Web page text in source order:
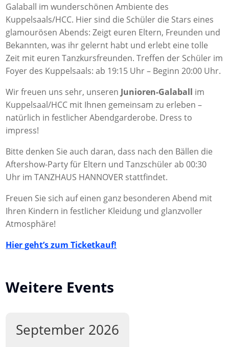
Galaball im wunderschönen Ambiente des
Kuppelsaals/HCC. Hier sind die Schüler die Stars eines
glamourösen Abends: Zeigt euren Eltern, Freunden und
Bekannten, was ihr gelernt habt und erlebt eine tolle
Zeit mit euren Tanzkursfreunden. Treffen der Schüler im
Foyer des Kuppelsaals: ab 19:15 Uhr – Beginn 20:00 Uhr.
Wir freuen uns sehr, unseren Junioren-Galaball im
Kuppelsaal/HCC mit Ihnen gemeinsam zu erleben –
natürlich in festlicher Abendgarderobe. Dress to
impress!
Bitte denken Sie auch daran, dass nach den Bällen die
Aftershow-Party für Eltern und Tanzschüler ab 00:30
Uhr im TANZHAUS HANNOVER stattfindet.
Freuen Sie sich auf einen ganz besonderen Abend mit
Ihren Kindern in festlicher Kleidung und glanzvoller
Atmosphäre!
Hier geht’s zum Ticketkauf!
Weitere Events
September 2026